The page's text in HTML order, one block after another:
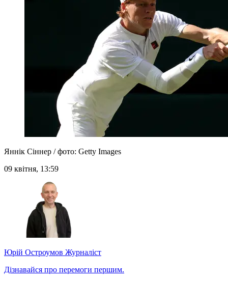
Яннік Сіннер / фото: Getty Images
09 квітня, 13:59
Юрій Остроумов Журналіст
Дізнавайся про перемоги першим.